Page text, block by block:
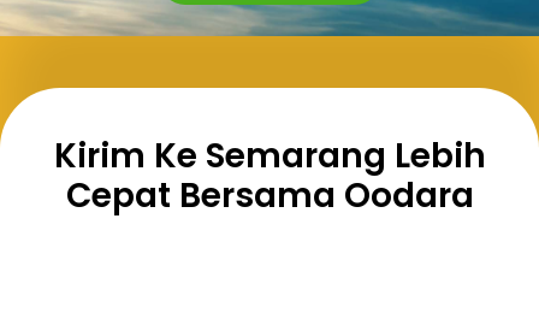
Kirim Ke Semarang Lebih
Cepat Bersama Oodara